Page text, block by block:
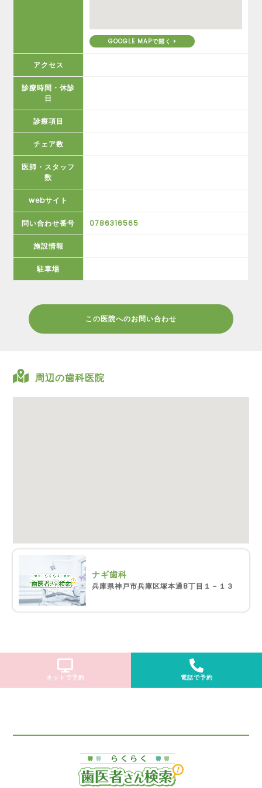
GOOGLE MAPで開く
アクセス
診療時間・休診
日
診療項目
チェア数
医師・スタッフ
数
webサイト
問い合わせ番号 0786316565
施設情報
駐車場
この医院へのお問い合わせ
周辺の歯科医院
ナギ歯科
兵庫県神戸市兵庫区塚本通8丁目１－１３
ネットで予約 電話で予約